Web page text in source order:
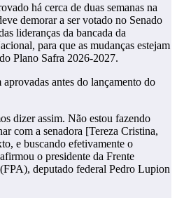
há cerca de duas semanas na
demorar a ser votado no Senado
lideranças da bancada da
para que as mudanças estejam
Plano Safra 2026-2027.
aprovadas antes do lançamento do
dizer assim. Não estou fazendo
com a senadora [Tereza Cristina,
e buscando efetivamente o
o presidente da Frente
deputado federal Pedro Lupion